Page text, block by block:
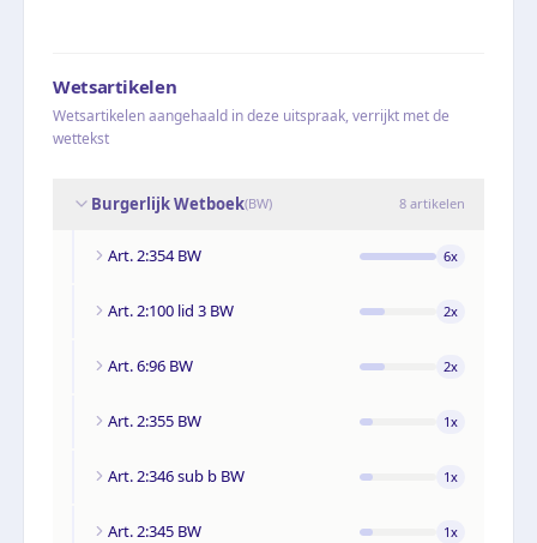
Wetsartikelen
Wetsartikelen aangehaald in deze uitspraak, verrijkt met de
wettekst
Burgerlijk Wetboek(BW) 8 artikelen
Art. 2:354 BW 6x
Art. 2:100 lid 3 BW 2x
Art. 6:96 BW 2x
Art. 2:355 BW 1x
Art. 2:346 sub b BW 1x
Art. 2:345 BW 1x